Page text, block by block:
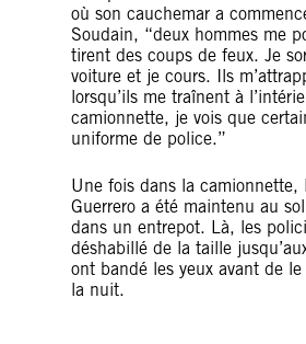
où son cauchemar a
Soudain, “deux hommes me
tirent des coups de feux. Je
voiture et je cours. Ils
lorsqu’ils me traînent à
camionnette, je vois que
uniforme de police.”
Une fois dans la camionnette,
Guerrero a été maintenu au
dans un entrepot. Là, les
déshabillé de la taille
ont bandé les yeux avant de
la nuit.